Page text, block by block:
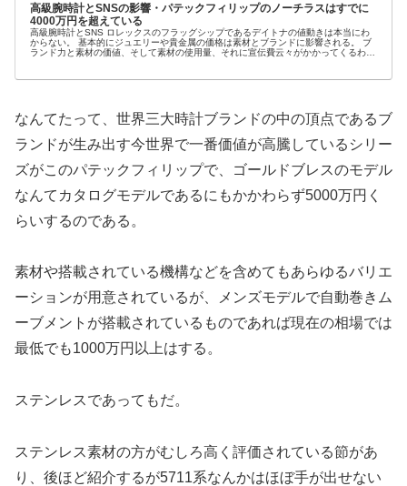
高級腕時計とSNSの影響・パテックフィリップのノーチラスはすでに
4000万円を超えている
高級腕時計とSNS ロレックスのフラッグシップであるデイトナの値動きは本当にわ
からない。 基本的にジュエリーや貴金属の価格は素材とブランドに影響される。 ブ
ランド力と素材の価値、そして素材の使用量、それに宣伝費云々がかかってくるわけ
なんてたって、世界三大時計ブランドの中の頂点であるブ
ランドが生み出す今世界で一番価値が高騰しているシリー
ズがこのパテックフィリップで、ゴールドブレスのモデル
なんてカタログモデルであるにもかかわらず5000万円く
らいするのである。
素材や搭載されている機構などを含めてもあらゆるバリエ
ーションが用意されているが、メンズモデルで自動巻きム
ーブメントが搭載されているものであれば現在の相場では
最低でも1000万円以上はする。
ステンレスであってもだ。
ステンレス素材の方がむしろ高く評価されている節があ
り、後ほど紹介するが5711系なんかはほぼ手が出せない